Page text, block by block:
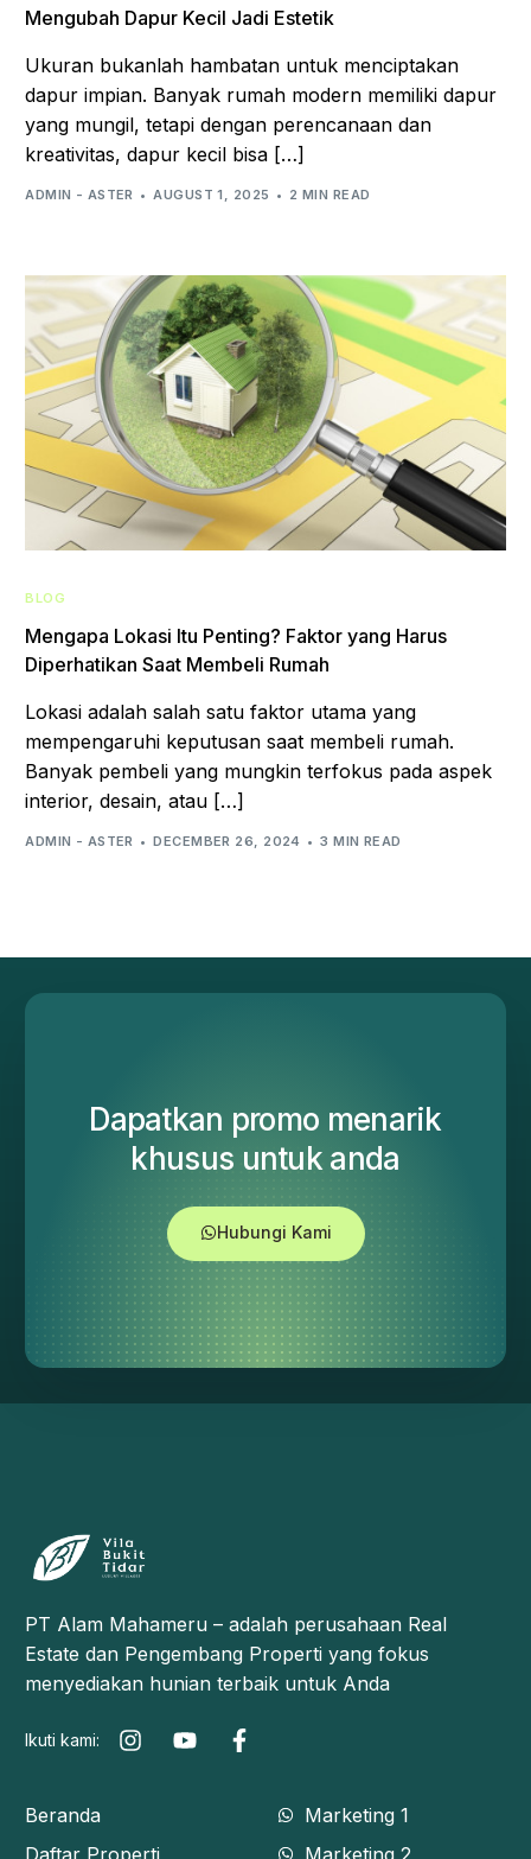
Mengubah Dapur Kecil Jadi Estetik
Ukuran bukanlah hambatan untuk menciptakan
dapur impian. Banyak rumah modern memiliki dapur
yang mungil, tetapi dengan perencanaan dan
kreativitas, dapur kecil bisa […]
ADMIN - ASTER AUGUST 1, 2025 2 MIN READ
BLOG
Mengapa Lokasi Itu Penting? Faktor yang Harus
Diperhatikan Saat Membeli Rumah
Lokasi adalah salah satu faktor utama yang
mempengaruhi keputusan saat membeli rumah.
Banyak pembeli yang mungkin terfokus pada aspek
interior, desain, atau […]
ADMIN - ASTER DECEMBER 26, 2024 3 MIN READ
Dapatkan promo menarik
khusus untuk anda
Hubungi Kami
PT Alam Mahameru – adalah perusahaan Real
Estate dan Pengembang Properti yang fokus
menyediakan hunian terbaik untuk Anda
Ikuti kami:
Beranda
Daftar Properti
Marketing 1
Marketing 2